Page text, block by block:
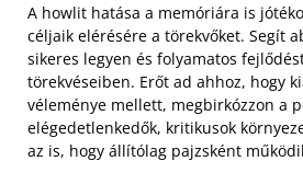
A howlit hatása a memóriára is
céljaik elérésére a törekvőket. Segít
sikeres legyen és folyamatos
törekvéseiben. Erőt ad ahhoz, hogy
véleménye mellett, megbirkózzon a
elégedetlenkedők, kritikusok
az is, hogy állítólag pajzsként